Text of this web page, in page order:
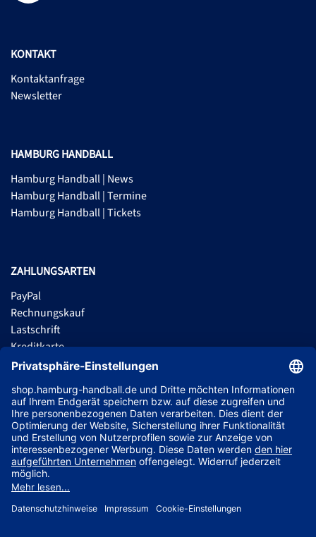
KONTAKT
Kontaktanfrage
Newsletter
HAMBURG HANDBALL
Hamburg Handball | News
Hamburg Handball | Termine
Hamburg Handball | Tickets
ZAHLUNGSARTEN
PayPal
Rechnungskauf
Lastschrift
Kreditkarte
Apple Pay
ABONNIERE JETZT DEN KOSTENLOSEN HSVH FANSHOP NEWSLETTER
UND VERPASSE KEINE NEUIGKEIT ODER AKTION MEHR.
JETZT ANMELDEN